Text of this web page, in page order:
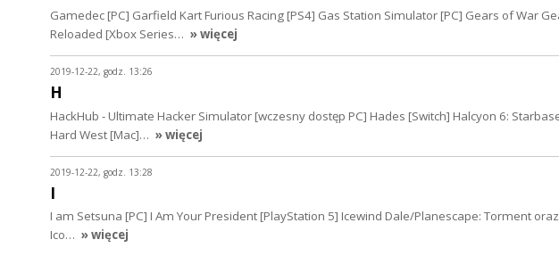
Gamedec [PC] Garfield Kart Furious Racing [PS4] Gas Station Simulator [PC] Gears of War
Reloaded [Xbox Series… » więcej
2019-12-22, godz. 13:26
H
HackHub - Ultimate Hacker Simulator [wczesny dostęp PC] Hades [Switch] Halcyon 6:
Hard West [Mac]… » więcej
2019-12-22, godz. 13:28
I
I am Setsuna [PC] I Am Your President [PlayStation 5] Icewind Dale/Planescape: Torment
Ico… » więcej